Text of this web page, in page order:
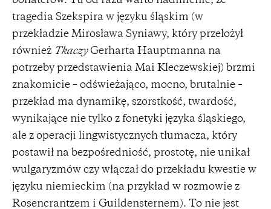
tragedia Szekspira w języku śląskim (w
przekładzie Mirosława Syniawy, który przełożył
również TkaczyGerharta Hauptmanna na
potrzeby przedstawienia Mai Kleczewskiej) brzmi
znakomicie – odświeżająco, mocno, brutalnie –
przekład ma dynamikę, szorstkość, twardość,
wynikające nie tylko z fonetyki języka śląskiego,
ale z operacji lingwistycznych tłumacza, który
postawił na bezpośredniość, prostotę, nie unikał
wulgaryzmów czy włączał do przekładu kwestie w
języku niemieckim (na przykład w rozmowie z
Rosencrantzem i Guildensternem). To nie jest